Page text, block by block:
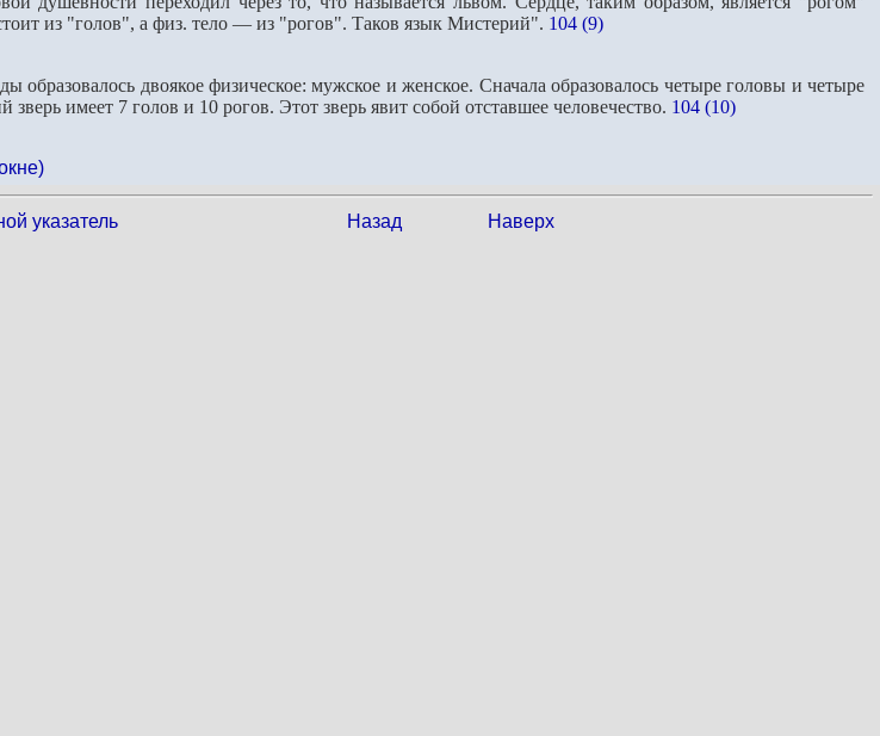
из "голов", а физ. тело — из "рогов". Таков язык Мистерий". 104 (9)
образовалось двоякое физическое: мужское и женское. Сначала образовалось четыре головы и четыре
имеет 7 голов и 10 рогов. Этот зверь явит собой отставшее человечество. 104 (10)
указатель Назад
Наверх